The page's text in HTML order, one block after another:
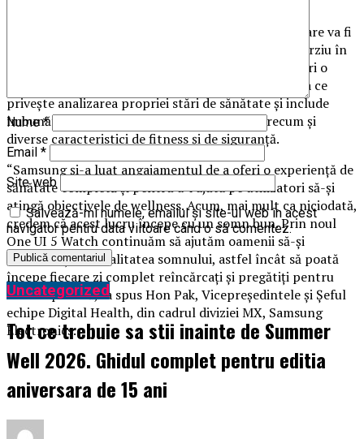
, care va fi
disponibil pentru dispozitivele Galaxy Watch mai târziu în
acest an. Noul software este conceput pentru a oferi o
experiență mai personalizată și mai intuitivă în ceea ce
privește analizarea propriei stări de sănătate și include
îmbunătățiri care susțin un somn mai bun, precum și
diverse caracteristici de fitness și de siguranță.
“Samsung și-a luat angajamentul de a oferi o experiență de
sănătate completă și pentru a-i ajuta pe utilizatori să-și
atingă obiectivele de wellness. Acum, mai mult ca niciodată,
credem că acest lucru începe cu un somn bun. Prin noul
One UI 5 Watch continuăm să ajutăm oamenii să-și
îmbunătățească calitatea somnului, astfel încât să poată
începe fiecare zi complet reîncărcați și pregătiți pentru
ziua respectivă,” a spus Hon Pak, Vicepreședintele și Șeful
echipe Digital Health, din cadrul diviziei MX, Samsung
Electronics.
Nume*
Email *
Site web
Salvează-mi numele, emailul și site-ul web în acest
navigator pentru data viitoare când o să comentez.
Uncategorized
Tot ce trebuie sa stii inainte de Summer
Well 2026. Ghidul complet pentru editia
aniversara de 15 ani